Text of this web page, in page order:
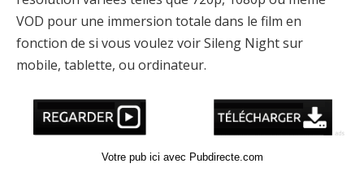
VOD pour une immersion totale dans le film en
fonction de si vous voulez voir Sileng Night sur
mobile, tablette, ou ordinateur.
Votre pub ici avec Pubdirecte.com